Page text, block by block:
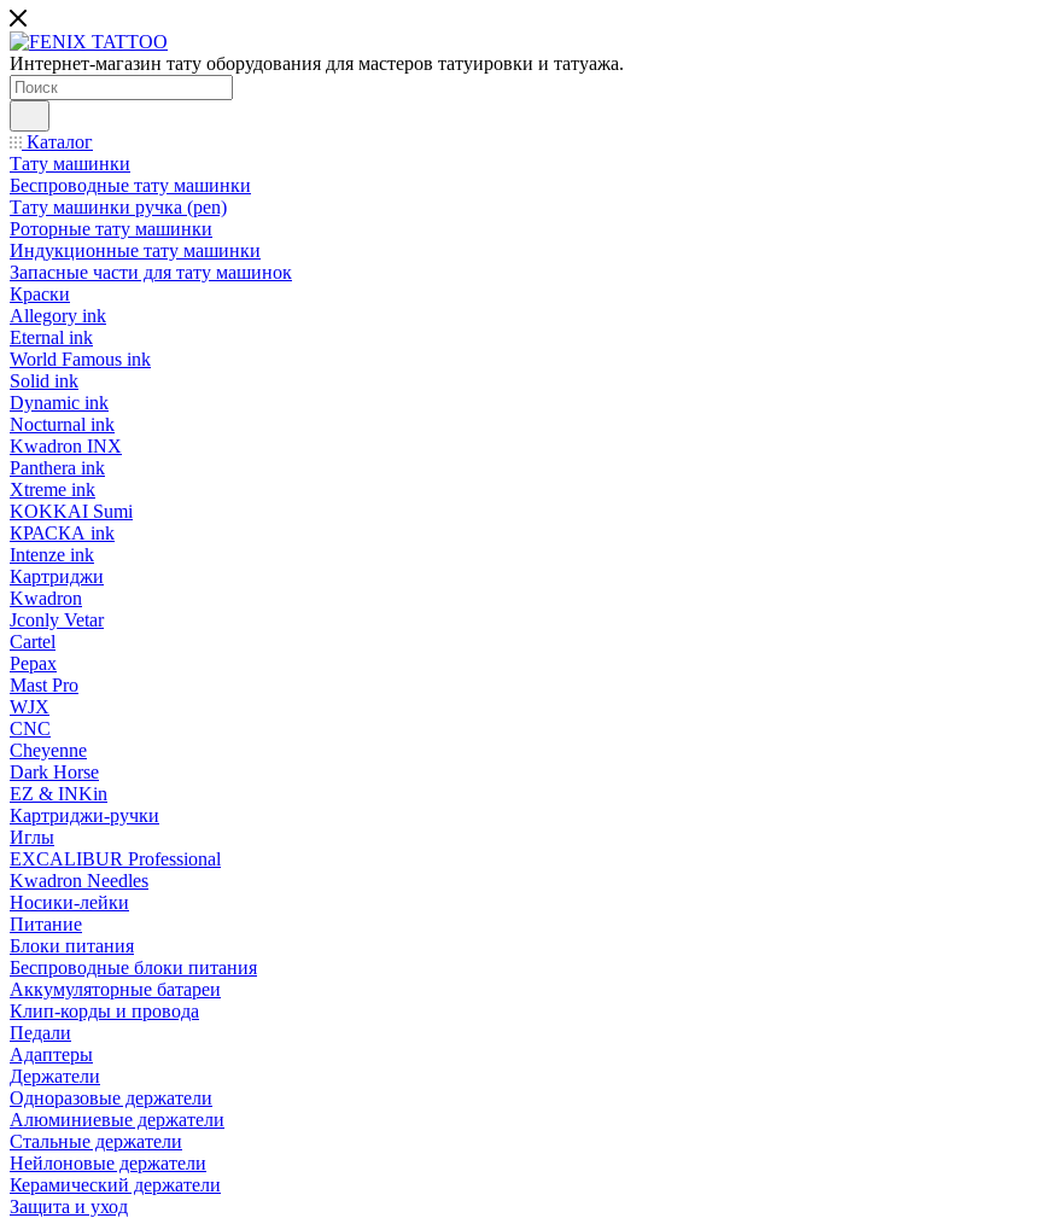
Интернет-магазин тату оборудования для мастеров татуировки и татуажа.
Каталог
Тату машинки
Беспроводные тату машинки
Тату машинки ручка (pen)
Роторные тату машинки
Индукционные тату машинки
Запасные части для тату машинок
Краски
Allegory ink
Eternal ink
World Famous ink
Solid ink
Dynamic ink
Nocturnal ink
Kwadron INX
Panthera ink
Xtreme ink
KOKKAI Sumi
КРАСКА ink
Intenze ink
Картриджи
Kwadron
Jconly Vetar
Cartel
Pepax
Mast Pro
WJX
CNC
Cheyenne
Dark Horse
EZ & INKin
Картриджи-ручки
Иглы
EXCALIBUR Professional
Kwadron Needles
Носики-лейки
Питание
Блоки питания
Беспроводные блоки питания
Аккумуляторные батареи
Клип-корды и провода
Педали
Адаптеры
Держатели
Одноразовые держатели
Алюминиевые держатели
Стальные держатели
Нейлоновые держатели
Керамический держатели
Защита и уход